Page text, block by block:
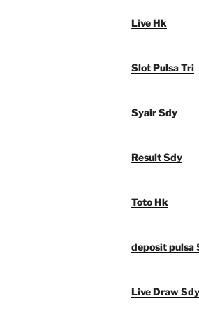
Live Hk
Slot Pulsa Tri
Syair Sdy
Result Sdy
Toto Hk
deposit pulsa
Live Draw Sdy